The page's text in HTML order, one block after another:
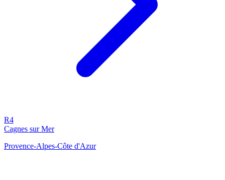
R4
Cagnes sur Mer
Provence-Alpes-Côte d'Azur